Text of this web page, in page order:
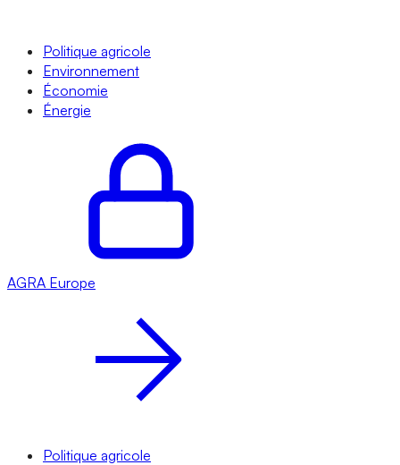
Politique agricole
Environnement
Économie
Énergie
AGRA Europe
Politique agricole